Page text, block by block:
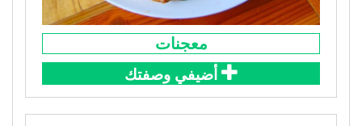
معجنات
أضيفي وصفتك